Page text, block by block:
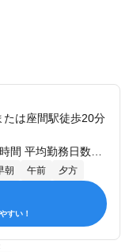
は座間駅徒歩20分
朝 午前 夕方
すい！